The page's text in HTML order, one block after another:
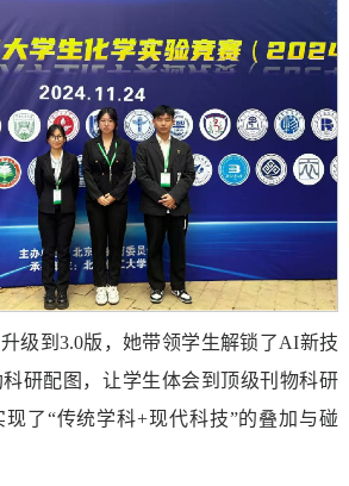
级到3.0版，她带领学生解锁了AI新技
研配图，让学生体会到顶级刊物科研
了“传统学科+现代科技”的叠加与碰